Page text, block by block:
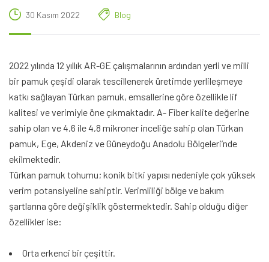
30 Kasım 2022 Blog
2022 yılında 12 yıllık AR-GE çalışmalarının ardından yerli ve milli
bir pamuk çeşidi olarak tescillenerek üretimde yerlileşmeye
katkı sağlayan Türkan pamuk, emsallerine göre özellikle lif
kalitesi ve verimiyle öne çıkmaktadır. A- Fiber kalite değerine
sahip olan ve 4,6 ile 4,8 mikroner inceliğe sahip olan Türkan
pamuk, Ege, Akdeniz ve Güneydoğu Anadolu Bölgeleri’nde
ekilmektedir.
Türkan pamuk tohumu; konik bitki yapısı nedeniyle çok yüksek
verim potansiyeline sahiptir. Verimliliği bölge ve bakım
şartlarına göre değişiklik göstermektedir. Sahip olduğu diğer
özellikler ise:
Orta erkenci bir çeşittir.